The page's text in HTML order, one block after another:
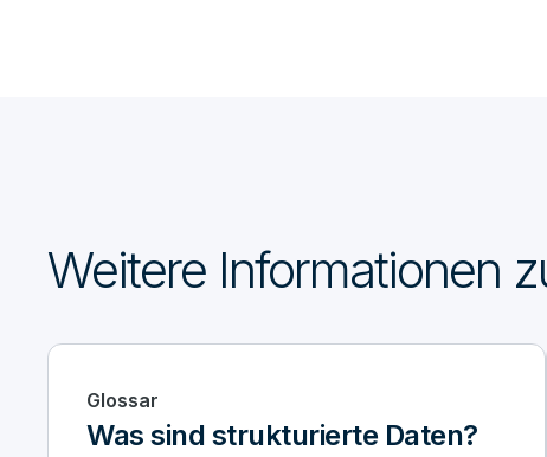
Weitere Informationen
Glossar
Was sind strukturierte Daten?